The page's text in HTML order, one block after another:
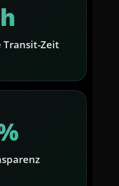
Transit-Zeit